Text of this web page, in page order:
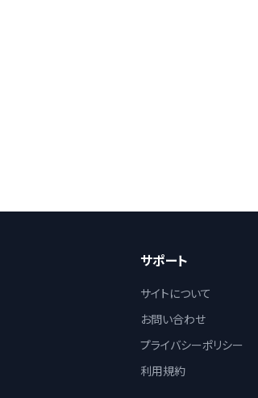
サポート
サイトについて
お問い合わせ
プライバシーポリシー
利用規約